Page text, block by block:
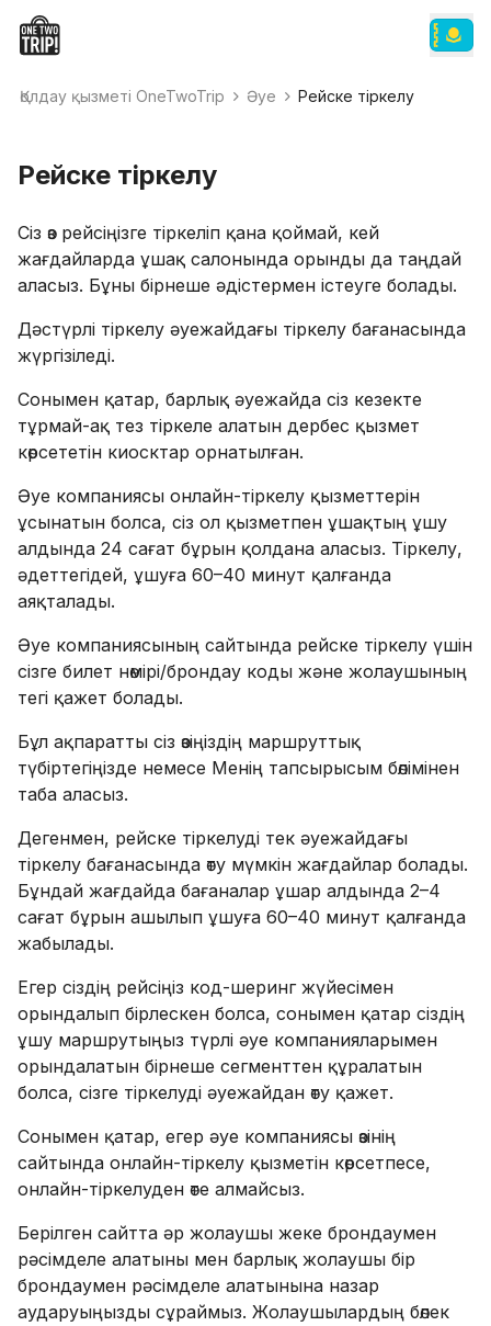
Қолдау қызметі OneTwoTrip Әуе Рейске тіркелу
Рейске тіркелу
Сіз өз рейсіңізге тіркеліп қана қоймай, кей
жағдайларда ұшақ салонында орынды да таңдай
аласыз. Бұны бірнеше әдістермен істеуге болады.
Дәстүрлі тіркелу әуежайдағы тіркелу бағанасында
жүргізіледі.
Сонымен қатар, барлық әуежайда сіз кезекте
тұрмай-ақ тез тіркеле алатын дербес қызмет
көрсететін киосктар орнатылған.
Әуе компаниясы онлайн-тіркелу қызметтерін
ұсынатын болса, сіз ол қызметпен ұшақтың ұшу
алдында 24 сағат бұрын қолдана аласыз. Тіркелу,
әдеттегідей, ұшуға 60–40 минут қалғанда
аяқталады.
Әуе компаниясының сайтында рейске тіркелу үшін
сізге билет нөмірі/брондау коды және жолаушының
тегі қажет болады.
Бұл ақпаратты сіз өзіңіздің маршруттық
түбіртегіңізде немесе Менің тапсырысым бөлімінен
таба аласыз.
Дегенмен, рейске тіркелуді тек әуежайдағы
тіркелу бағанасында өту мүмкін жағдайлар болады.
Бұндай жағдайда бағаналар ұшар алдында 2–4
сағат бұрын ашылып ұшуға 60–40 минут қалғанда
жабылады.
Егер сіздің рейсіңіз код-шеринг жүйесімен
орындалып бірлескен болса, сонымен қатар сіздің
ұшу маршрутыңыз түрлі әуе компанияларымен
орындалатын бірнеше сегменттен құралатын
болса, сізге тіркелуді әуежайдан өту қажет.
Сонымен қатар, егер әуе компаниясы өзінің
сайтында онлайн-тіркелу қызметін көрсетпесе,
онлайн-тіркелуден өте алмайсыз.
Берілген сайтта әр жолаушы жеке брондаумен
рәсімделе алатыны мен барлық жолаушы бір
брондаумен рәсімделе алатынына назар
аударуыңызды сұраймыз. Жолаушылардың бөлек